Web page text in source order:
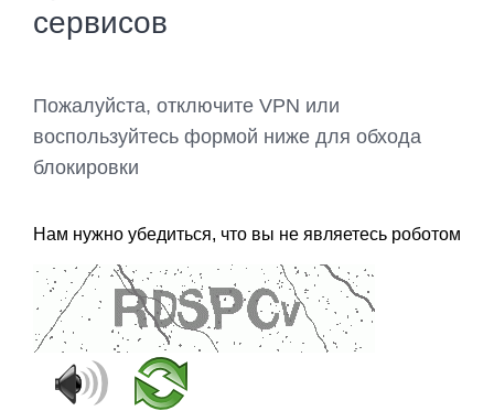
сервисов
Пожалуйста, отключите VPN или
воспользуйтесь формой ниже для обхода
блокировки
Нам нужно убедиться, что вы не являетесь роботом